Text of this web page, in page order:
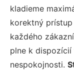
kladieme
korektný
každého
plne k
nespokojnosti.